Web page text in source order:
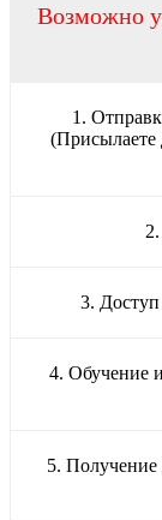
Возможно
1.
(Присылаете
3.
4. Обучение
5. Получение